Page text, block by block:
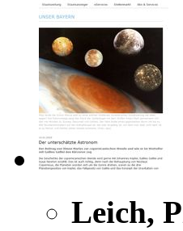
Leich,